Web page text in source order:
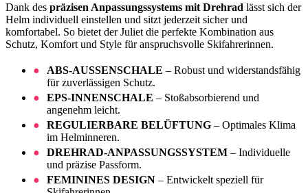
Dank des präzisen Anpassungssystems mit Drehrad lässt sich der
Helm individuell einstellen und sitzt jederzeit sicher und
komfortabel. So bietet der Juliet die perfekte Kombination aus
Schutz, Komfort und Style für anspruchsvolle Skifahrerinnen.
ABS-AUSSENSCHALE – Robust und widerstandsfähig
für zuverlässigen Schutz.
EPS-INNENSCHALE – Stoßabsorbierend und
angenehm leicht.
REGULIERBARE BELÜFTUNG – Optimales Klima
im Helminneren.
DREHRAD-ANPASSUNGSSYSTEM – Individuelle
und präzise Passform.
FEMININES DESIGN – Entwickelt speziell für